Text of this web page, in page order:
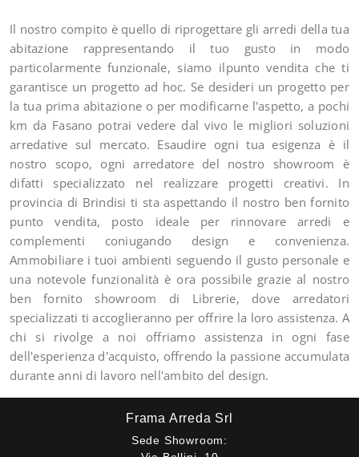
Il nostro compito è quello di riprogettare gli arredi della tua
abitazione rappresentando il tuo gusto in modo
particolarmente funzionale, siamo ilpunto vendita che ti
garantisce un progetto ad hoc. Se desideri un progetto per
la tua prima abitazione o per modificarne l'aspetto, a pochi
km da Fasano potrai vedere dal vivo le migliori soluzioni
arredative sul mercato. Esaudire ogni tua esigenza è il
nostro scopo, ogni arredatore del nostro showroom è
difatti specializzato nel realizzare progetti creativi. In
provincia di Brindisi ti sta aspettando il nostro ben fornito
punto vendita, posto ideale per rinnovare arredi e
complementi coniugando design e convenienza.
Ammobiliare i tuoi ambienti seguendo il gusto personale e
una notevole funzionalità è ora possibile grazie al nostro
ben fornito showroom di Librerie, dove arredatori
specializzati ti accoglieranno per offrire la loro assistenza. A
chi si rivolge a noi offriamo assistenza in ogni fase
dell'esperienza d’acquisto, offrendo la passione accumulata
durante anni di lavoro nell'ambito del design.
Frama Arreda Srl
Sede Showroom: